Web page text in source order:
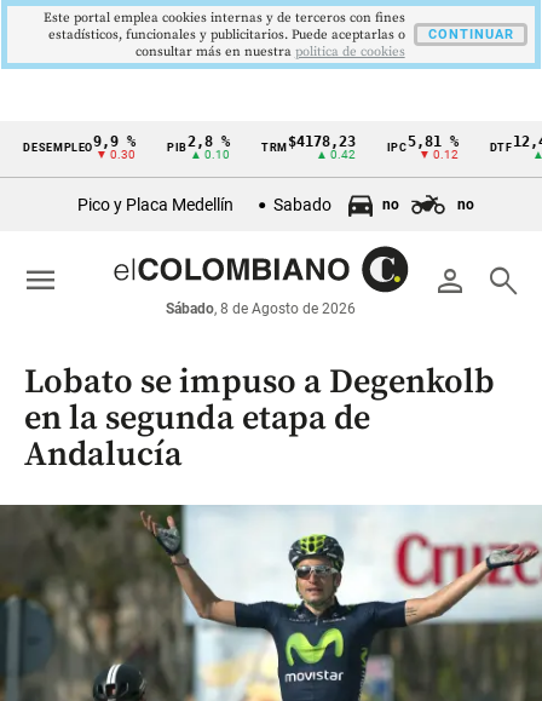
Cintillo
económicos
Colombia
9,9 %
▼ 0.30
PIB 2,8 %
▲ 0.10
TRM $4178,23
▲ 0.42
IPC 5,81 %
▼ 0.12
DTF 12,48 %
▲ 0.05
Pico y Placa Medellín Sabado no no
person search
Sábado, 8 de Agosto de 2026
menu
Lobato se impuso a Degenkolb
en la segunda etapa de
Andalucía
Este portal emplea cookies internas y de terceros con fines
estadísticos, funcionales y publicitarios. Puede aceptarlas o
consultar más en nuestra politica de cookies
CONTINUAR